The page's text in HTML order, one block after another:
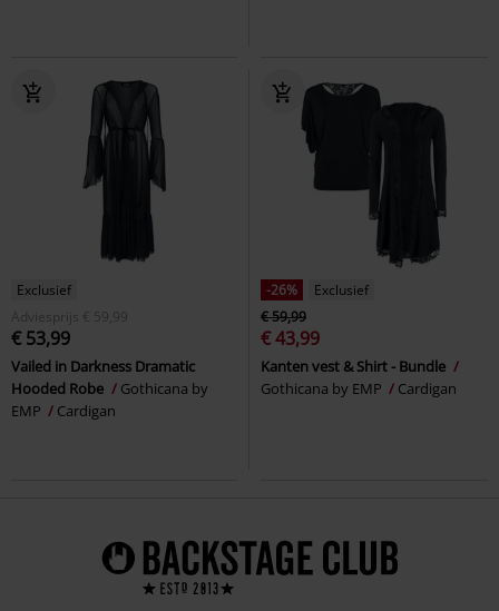
Exclusief
Adviesprijs
€ 59,99
€ 53,99
Vailed in Darkness Dramatic
Hooded Robe
Gothicana by
EMP
Cardigan
-26%
Exclusief
€ 59,99
€ 43,99
Kanten vest & Shirt - Bundle
Gothicana by EMP
Cardigan